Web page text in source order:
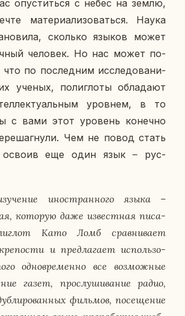
опу­стить­ся с небес на землю,
ма­те­ри­а­ли­зо­вать­ся. Наука
сколь­ко языков может
че­ло­век. Но нас может по­
что по по­след­ним ис­сле­до­ва­ни­
ученых, по­ли­гло­ты об­ла­да­ют
уров­нем, в то
с вами этот уро­вень ко­неч­но
Чем не повод стать
освоив еще один язык ‒ рус­
ино­стран­но­го языка –
ко­то­рую даже из­вест­ная пи­са­
КатоЛомбсрав­ни­ва­ет
и пред­ла­га­ет ис­поль­зо­
од­но­вре­мен­но все воз­мож­ные
газет, про­слу­ши­ва­ние радио,
филь­мов, по­се­ще­ние